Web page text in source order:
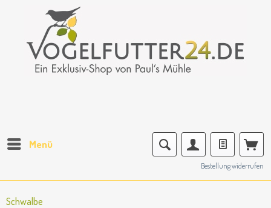
Menü
Bestellung widerrufen
Schwalbe